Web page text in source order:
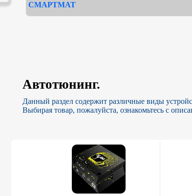
СМАРТМАТ
Автотюнинг.
Данный раздел содержит различные виды
Выбирая товар, пожалуйста, ознакомьтесь с